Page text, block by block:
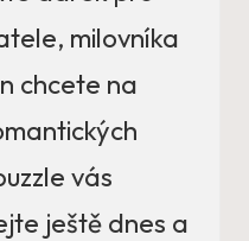
milovníka
chcete na
vás
ještě dnes a